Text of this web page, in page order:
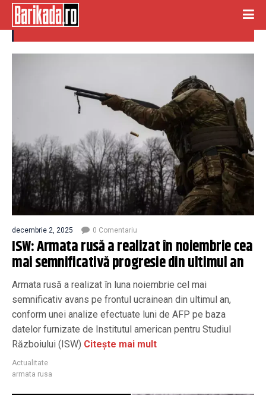
armata rusa
decembrie 2, 2025 0 Comentariu
ISW: Armata rusă a realizat în noiembrie cea
mai semnificativă progresie din ultimul an
Armata rusă a realizat în luna noiembrie cel mai
semnificativ avans pe frontul ucrainean din ultimul an,
conform unei analize efectuate luni de AFP pe baza
datelor furnizate de Institutul american pentru Studiul
Războiului (ISW) Citește mai mult
Actualitate
armata rusa